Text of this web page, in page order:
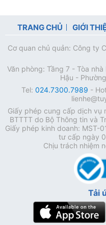
TRANG CHỦ GIỚI
Cơ quan chủ quản: Công ty
Văn phòng: Tầng 7 - Tòa
Hậu -
Tel: 024.7300.7989 -
Giấy phép cung cấp dịch vụ
BTTTT do Bộ Thông tin và
Giấy phép kinh doanh: MST-
tư cấp ngày
Chịu trách nhiệm
Tải